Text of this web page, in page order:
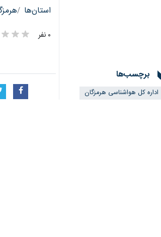
استان‌ها هرمزگان
۰ نفر
برچسب‌ها
اداره کل هواشناسی هرمزگان